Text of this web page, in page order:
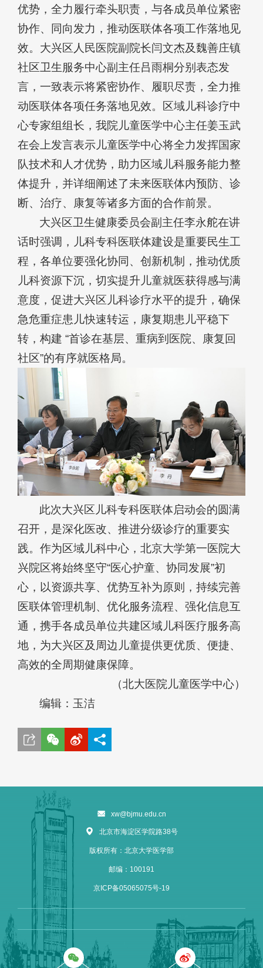
优势，全力履行牵头职责，与各成员单位紧密
协作、同向发力，推动医联体各项工作落地见
效。大兴区人民医院副院长闫文杰及魏善庄镇
社区卫生服务中心副主任吕雨桐分别表态发
言，一致表示将紧密协作、履职尽责，全力推
动医联体各项任务落地见效。区域儿科诊疗中
心专家组组长，我院儿童医学中心主任姜玉武
在会上发言表示儿童医学中心将全力发挥国家
队技术和人才优势，助力区域儿科服务能力整
体提升，并详细阐述了未来医联体内预防、诊
断、治疗、康复等诸多方面的合作前景。
大兴区卫生健康委员会副主任李永舵在讲
话时强调，儿科专科医联体建设是重要民生工
程，各单位要强化协同、创新机制，推动优质
儿科资源下沉，切实提升儿童就医获得感与满
意度，促进大兴区儿科诊疗水平的提升，确保
急危重症患儿快速转运，康复期患儿平稳下
转，构建 “首诊在基层、重病到医院、康复回
社区”的有序就医格局。
此次大兴区儿科专科医联体启动会的圆满
召开，是深化医改、推进分级诊疗的重要实
践。作为区域儿科中心，北京大学第一医院大
兴院区将始终坚守“医心护童、协同发展”初
心，以资源共享、优势互补为原则，持续完善
医联体管理机制、优化服务流程、强化信息互
通，携手各成员单位共建区域儿科医疗服务高
地，为大兴区及周边儿童提供更优质、便捷、
高效的全周期健康保障。
（北大医院儿童医学中心）
编辑：玉洁
xw@bjmu.edu.cn
北京市海淀区学院路38号
版权所有：北京大学医学部
邮编：100191
京ICP备05065075号-19